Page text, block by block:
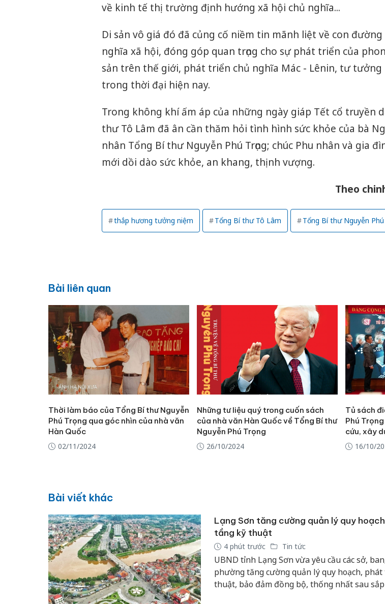
về kinh tế thị trường định hướng xã hội chủ nghĩa...
Di sản vô giá đó đã củng cố niềm tin mãnh liệt về con
nghĩa xã hội, đóng góp quan trọng cho sự phát triển của
sản trên thế giới, phát triển chủ nghĩa Mác - Lênin, tư tưởng
trong thời đại hiện nay.
Trong không khí ấm áp của những ngày giáp Tết cổ truyền
thư Tô Lâm đã ân cần thăm hỏi tình hình sức khỏe của bà
nhân Tổng Bí thư Nguyễn Phú Trọng; chúc Phu nhân và gia
mới dồi dào sức khỏe, an khang, thịnh vượng.
Theo
thắp hương tưởng niệm Tổng Bí thư Tô Lâm Tổng Bí thư Nguyễn Phú
Bài liên quan
Thời làm báo của Tổng Bí thư Nguyễn
Phú Trọng qua góc nhìn của nhà văn
Hàn Quốc
02/11/2024
Những tư liệu quý trong cuốn sách
của nhà văn Hàn Quốc về Tổng Bí thư
Nguyễn Phú Trọng
26/10/2024
Tủ sách
Phú
cứu, xây
16/10/
Bài viết khác
Lạng Sơn tăng cường quản lý quy
tầng kỹ thuật
4 phút trước Tin tức
UBND tỉnh Lạng Sơn vừa yêu cầu các sở,
phường tăng cường quản lý quy hoạch,
thuật, bảo đảm đồng bộ, thống nhất sau